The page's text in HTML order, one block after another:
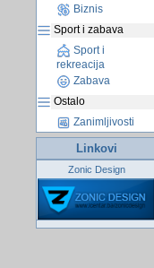
Biznis
Sport i zabava
Sport i
rekreacija
Zabava
Ostalo
Zanimljivosti
Linkovi
Zonic Design